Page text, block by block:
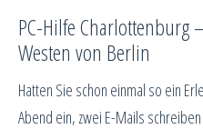
PC-Hilfe Charlottenburg
Westen von Berlin
Hatten Sie schon einmal so ein
Abend ein, zwei E-Mails